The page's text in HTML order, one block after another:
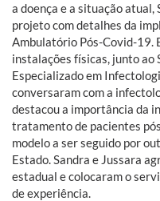
a doença e a situação atual,
projeto com detalhes da
Ambulatório Pós-Covid-19.
instalações físicas, junto ao
Especializado em
conversaram com a
destacou a importância da
tratamento de pacientes
modelo a ser seguido por
Estado. Sandra e Jussara
estadual e colocaram o
de experiência.